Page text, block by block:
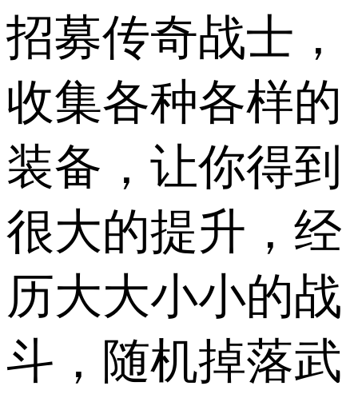
招募传奇战士，
收集各种各样的
装备，让你得到
很大的提升，经
历大大小小的战
斗，随机掉落武